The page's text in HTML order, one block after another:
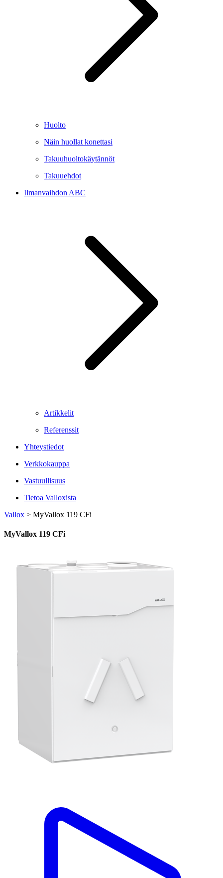
Huolto
Näin huollat konettasi
Takuuhuoltokäytännöt
Takuuehdot
Ilmanvaihdon ABC
Artikkelit
Referenssit
Yhteystiedot
Verkkokauppa
Vastuullisuus
Tietoa Valloxista
Vallox > MyVallox 119 CFi
MyVallox 119 CFi